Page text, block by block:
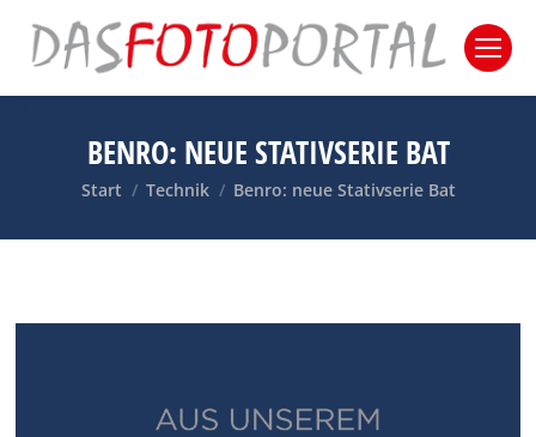
BENRO: NEUE STATIVSERIE BAT
Sie befinden sich hier:
Start Technik Benro: neue Stativserie Bat